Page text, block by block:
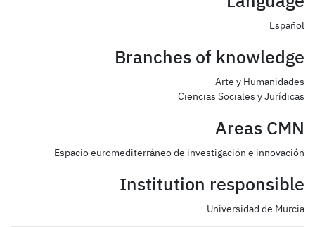
Español
Branches of knowledge
Arte y Humanidades
Ciencias Sociales y Jurídicas
Areas CMN
Espacio euromediterráneo de investigación e innovación
Institution responsible
Universidad de Murcia